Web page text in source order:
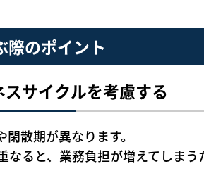
際のポイント
サイクルを考慮する
散期が異なります。
なると、業務負担が増えてしま